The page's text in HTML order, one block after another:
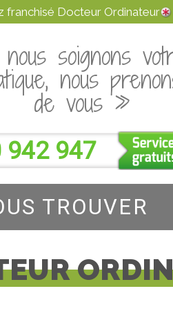
franchisé Docteur Ordinateur
soignons
nous
de vous »
942 947
TROUVER